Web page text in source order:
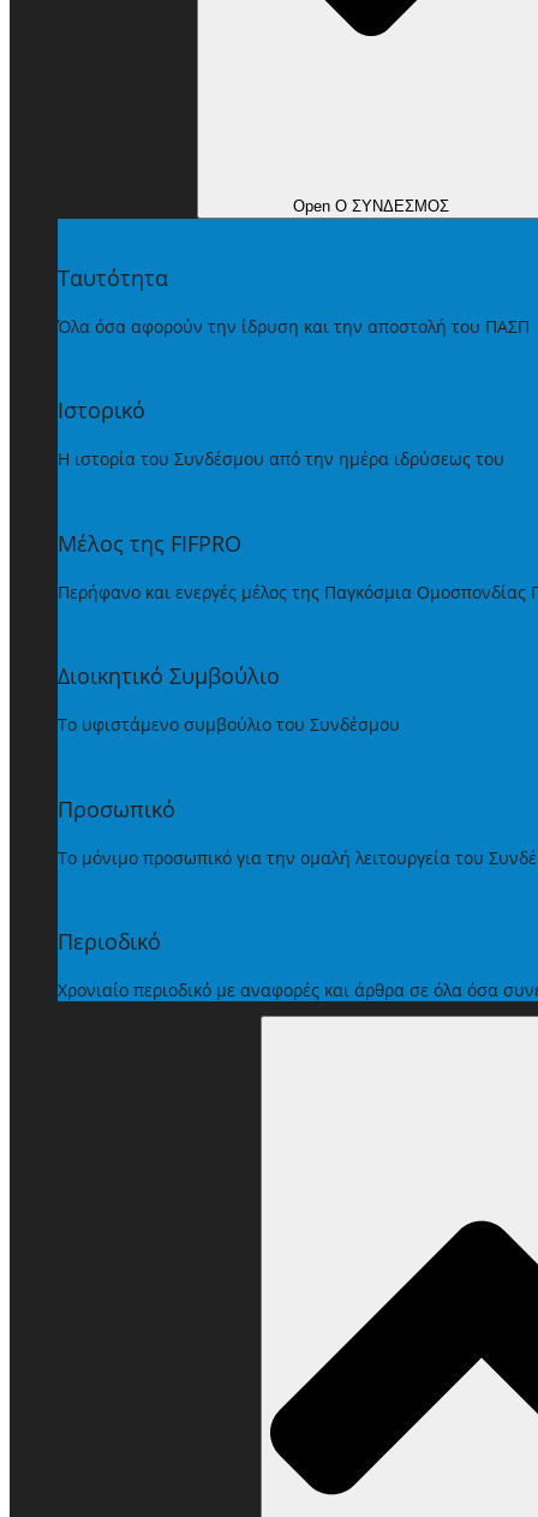
Open Ο ΣΥΝΔΕΣΜΟΣ
Ταυτότητα
Όλα όσα αφορούν την ίδρυση και την αποστολή του ΠΑΣΠ
Ιστορικό
Η ιστορία του Συνδέσμου από την ημέρα ιδρύσεως του
Μέλος της FIFPRO
Περήφανο και ενεργές μέλος της Παγκόσμια Ομοσπονδίας
Διοικητικό Συμβούλιο
Το υφιστάμενο συμβούλιο του Συνδέσμου
Προσωπικό
Το μόνιμο προσωπικό για την ομαλή λειτουργεία του
Περιοδικό
Χρονιαίο περιοδικό με αναφορές και άρθρα σε όλα όσα